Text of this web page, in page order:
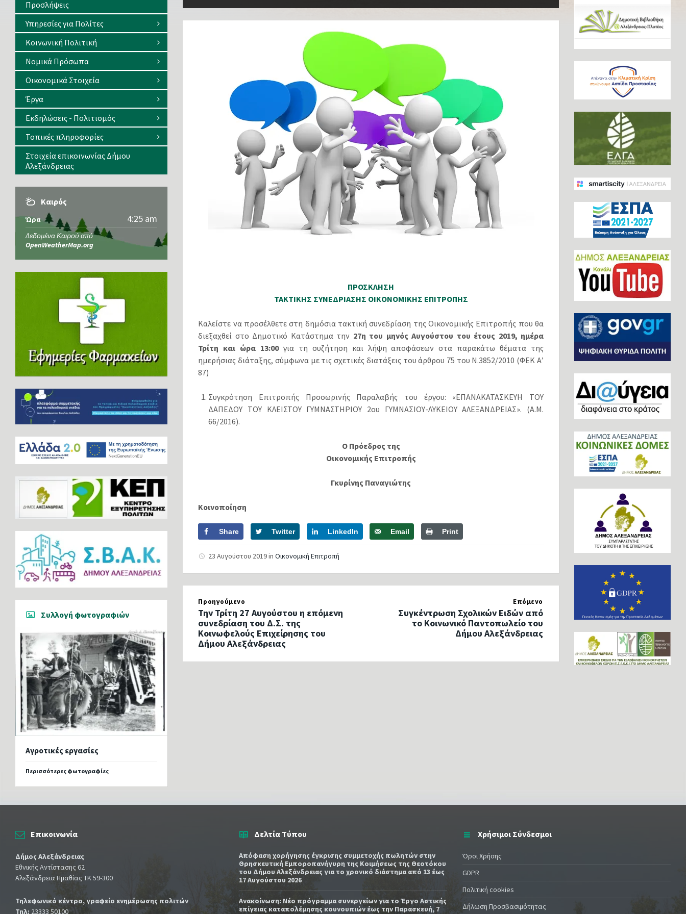
ΠΡΟΣΚΛΗΣΗ
ΤΑΚΤΙΚΗΣ ΣΥΝΕΔΡΙΑΣΗΣ ΟΙΚΟΝΟΜΙΚΗΣ ΕΠΙΤΡΟΠΗΣ
Καλείστε να προσέλθετε στη δημόσια τακτική συνεδρίαση της Οικονομικής Επιτροπής που θα
διεξαχθεί στο Δημοτικό Κατάστημα την 27η του μηνός Αυγούστου του έτους 2019, ημέρα
Τρίτη και ώρα 13:00για τη συζήτηση και λήψη αποφάσεων στα παρακάτω θέματα της
ημερήσιας διάταξης, σύμφωνα με τις σχετικές διατάξεις του άρθρου 75 του Ν.3852/2010 (ΦΕΚ Α’
87)
Συγκρότηση Επιτροπής Προσωρινής Παραλαβής του έργου: «ΕΠΑΝΑΚΑΤΑΣΚΕΥΗ ΤΟΥ
ΔΑΠΕΔΟΥ ΤΟΥ ΚΛΕΙΣΤΟΥ ΓΥΜΝΑΣΤΗΡΙΟΥ 2ου ΓΥΜΝΑΣΙΟΥ-ΛΥΚΕΙΟΥ ΑΛΕΞΑΝΔΡΕΙΑΣ». (Α.Μ.
66/2016).
Ο Πρόεδρος της
Οικονομικής Επιτροπής
Γκυρίνης Παναγιώτης
Κοινοποίηση
Share Twitter LinkedIn Email Print
23 Αυγούστου 2019inΟικονομική Επιτροπή
Προηγούμενο
Την Τρίτη 27 Αυγούστου η επόμενη
συνεδρίαση του Δ.Σ. της
Κοινωφελούς Επιχείρησης του
Δήμου Αλεξάνδρειας
Επόμενο
Συγκέντρωση Σχολικών Ειδών από
το Κοινωνικό Παντοπωλείο του
Δήμου Αλεξάνδρειας
Προσλήψεις
Υπηρεσίες για Πολίτες
Κοινωνική Πολιτική
Νομικά Πρόσωπα
Οικονομικά Στοιχεία
Έργα
Εκδηλώσεις - Πολιτισμός
Τοπικές πληροφορίες
Στοιχεία επικοινωνίας Δήμου
Αλεξάνδρειας
Καιρός
Ώρα 4:25 am
Δεδομένα Καιρού από
OpenWeatherMap.org
Συλλογή φωτογραφιών
Αγροτικές εργασίες
Περισσότερες φωτογραφίες
Επικοινωνία
Δήμος Αλεξάνδρειας
Εθνικής Αντίστασης 62
Αλεξάνδρεια Ημαθίας ΤΚ 59-300
Τηλεφωνικό κέντρο, γραφείο ενημέρωσης πολιτών
Τηλ: 23333 50100
Δελτία Τύπου
Απόφαση χορήγησης έγκρισης συμμετοχής πωλητών στην
Θρησκευτική Εμποροπανήγυρη της Κοιμήσεως της Θεοτόκου
του Δήμου Αλεξάνδρειας για το χρονικό διάστημα από 13 έως
17 Αυγούστου 2026
Ανακοίνωση: Νέο πρόγραμμα συνεργείων για το Έργο Αστικής
επίγειας καταπολέμησης κουνουπιών έως την Παρασκευή, 7
Χρήσιμοι Σύνδεσμοι
Όροι Χρήσης
GDPR
Πολιτική cookies
Δήλωση Προσβασιμότητας